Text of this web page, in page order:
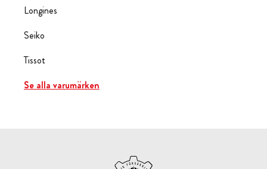
Longines
Seiko
Tissot
Se alla varumärken